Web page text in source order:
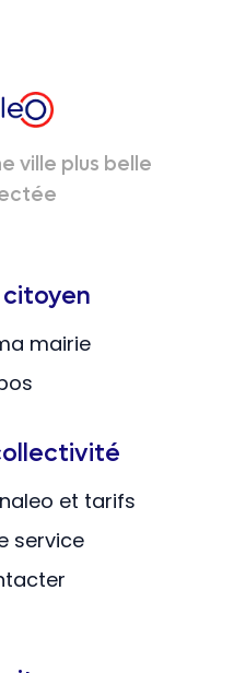
ville plus belle
citoyen
mairie
et tarifs
service